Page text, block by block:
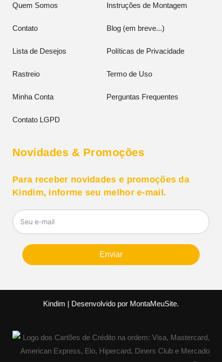
Quem Somos Instruções de Montagem
Contato Blog (em breve...)
Lista de Desejos Políticas de Privacidade
Rastreio Termo de Uso
Minha Conta Perguntas Frequentes
Contato LGPD
Novidades & Promoções
Para receber novidades e promoções da
Kindim, informe seu melhor e-mail.
Enviar
Kindim | Desenvolvido por MontaMeuSite.